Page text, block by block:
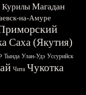
Курилы Магадан
на-Амуре
Саха (Якутия)
Тында Улан-Удэ Уссурийск
Чита Чукотка